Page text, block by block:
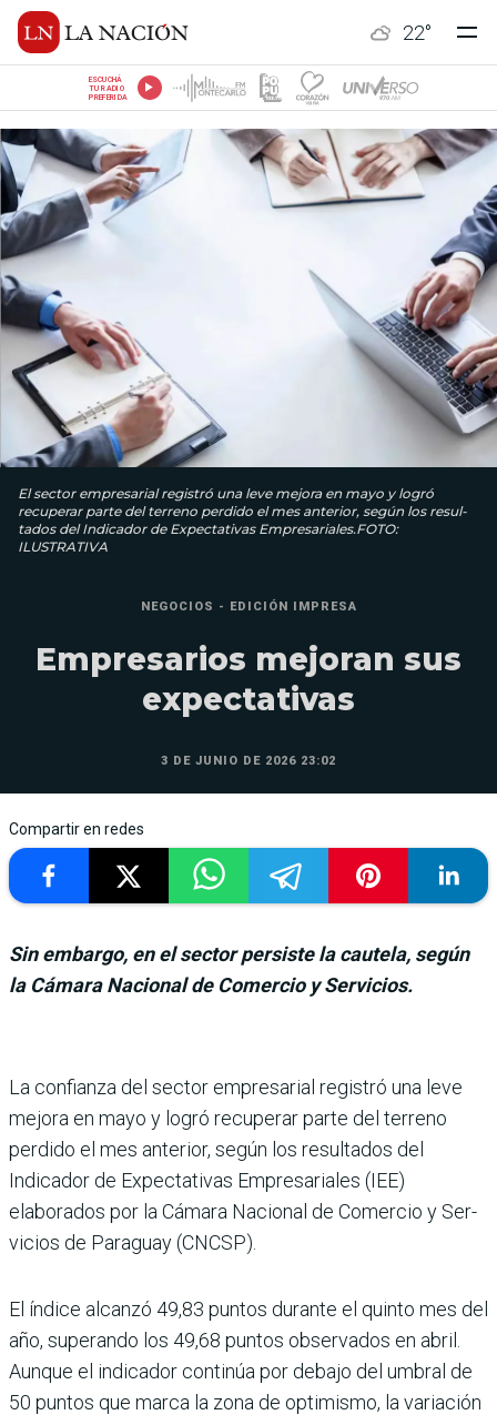
22°
ESCUCHÁ
TU RADIO
PREFERIDA
El sector empresarial regis­tró una leve mejora en mayo y logró
recuperar parte del terreno perdido el mes anterior, según los resul­
tados del Indicador de Expec­tativas Empresariales.FOTO:
ILUSTRATIVA
NEGOCIOS - EDICIÓN IMPRESA
Empresarios mejoran sus
expectativas
3 DE JUNIO DE 2026 23:02
Compartir en redes
Sin embargo, en el sector persiste la cautela, según
la Cámara Nacional de Comercio y Servicios.
La confianza del sector empresarial regis­tró una leve
mejora en mayo y logró recuperar parte del terreno
perdido el mes anterior, según los resul­tados del
Indicador de Expec­tativas Empresariales (IEE)
elaborados por la Cámara Nacional de Comercio y Ser­
vicios de Paraguay (CNCSP).
El índice alcanzó 49,83 pun­tos durante el quinto mes del
año, superando los 49,68 pun­tos observados en abril.
Aun­que el indicador continúa por debajo del umbral de
50 pun­tos que marca la zona de opti­mismo, la variación